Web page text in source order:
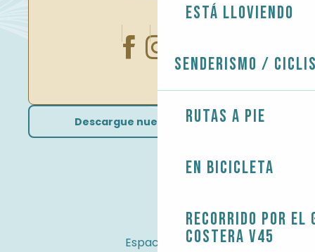
Está lloviendo
Senderismo /
Rutas a pie
En bicicleta
Recorrido por el
costera V45
Descargue nuestros folletos
Espacio Pro